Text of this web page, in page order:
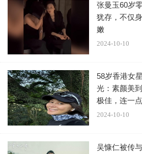
张曼玉60岁
犹存，不仅
嫩
2024-10-10
58岁香港女
光：素颜美
极佳，连一
2024-10-10
吴慷仁被传